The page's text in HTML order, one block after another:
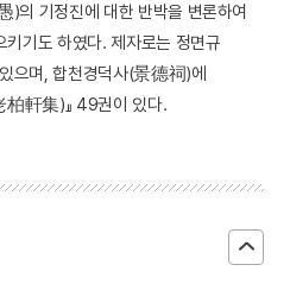
)의 기정진에 대한 반박을 변론하여
기도 하였다. 제자로는 정면규
으며, 합천경덕사(景德祠)에
柏軒集)』 49권이 있다.